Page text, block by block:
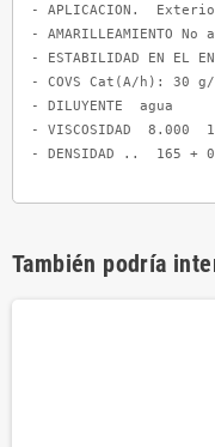
- APLICACION.
- AMARILLEAMIENTO
- ESTABILIDAD EN EL
- COVS Cat(A/h): 30 g/
- DILUYENTE  agua
- VISCOSIDAD  8.000
- DENSIDAD ..  165 +
También podría